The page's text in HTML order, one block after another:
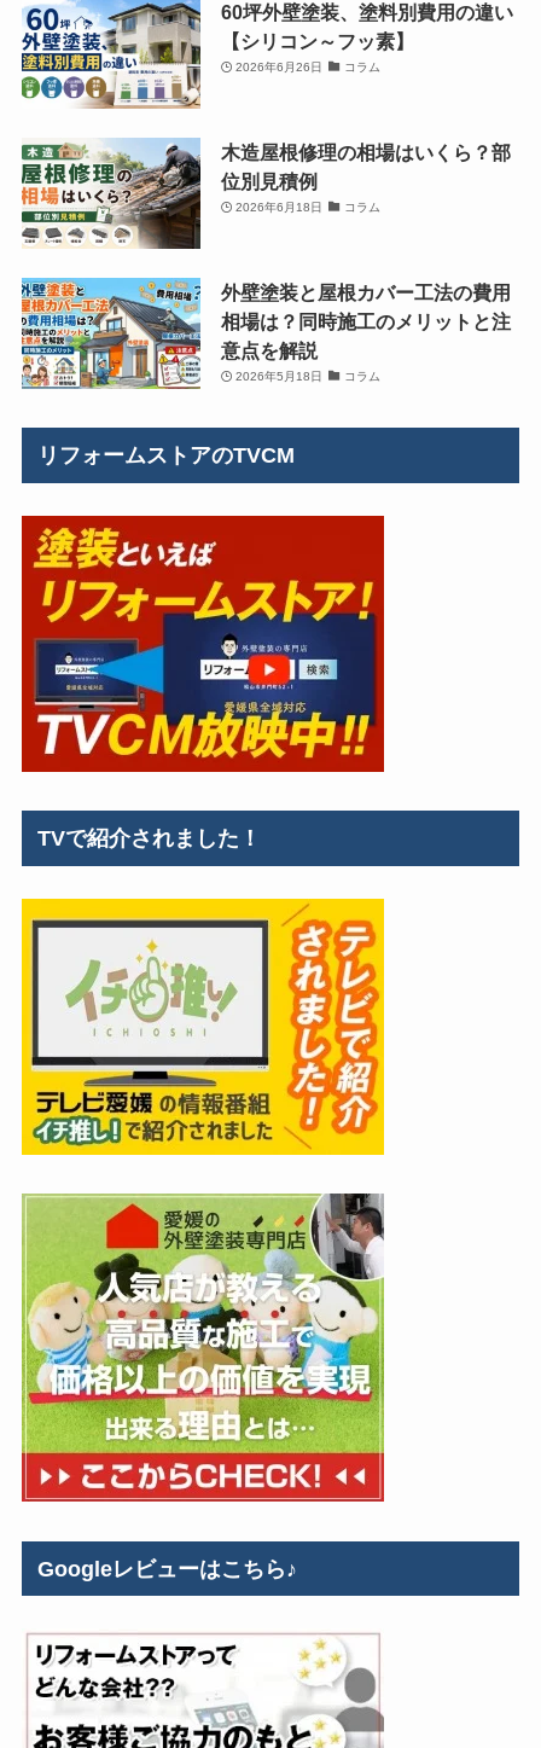
60坪外壁塗装、塗料別費用の違い
【シリコン～フッ素】
2026年6月26日 コラム
木造屋根修理の相場はいくら？部
位別見積例
2026年6月18日 コラム
外壁塗装と屋根カバー工法の費用
相場は？同時施工のメリットと注
意点を解説
2026年5月18日 コラム
リフォームストアのTVCM
TVで紹介されました！
Googleレビューはこちら♪